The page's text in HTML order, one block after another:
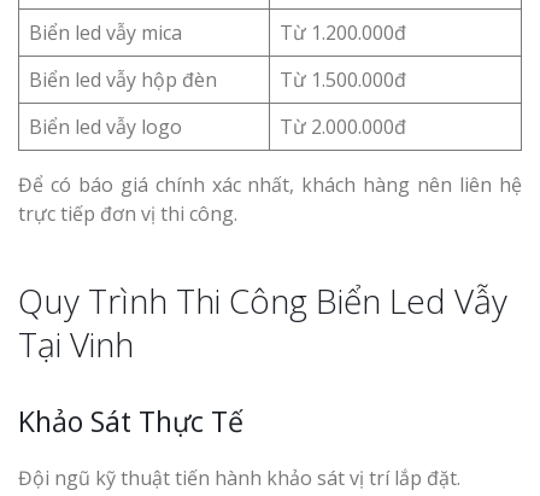
Biển led vẫy mica
Từ 1.200.000đ
Biển led vẫy hộp đèn
Từ 1.500.000đ
Biển led vẫy logo
Từ 2.000.000đ
Để có báo giá chính xác nhất, khách hàng nên liên hệ
trực tiếp đơn vị thi công.
Quy Trình Thi Công Biển Led Vẫy
Tại Vinh
Khảo Sát Thực Tế
Đội ngũ kỹ thuật tiến hành khảo sát vị trí lắp đặt.